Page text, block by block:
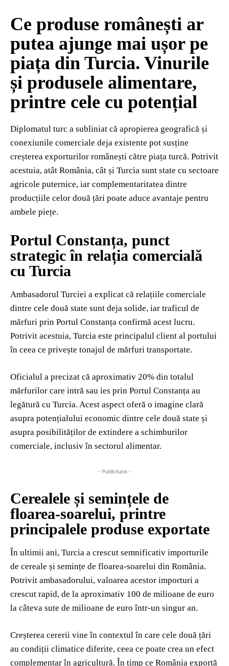
Ce produse românești ar
putea ajunge mai ușor pe
piața din Turcia. Vinurile
și produsele alimentare,
printre cele cu potențial
Diplomatul turc a subliniat că apropierea geografică și
conexiunile comerciale deja existente pot susține
creșterea exporturilor românești către piața turcă. Potrivit
acestuia, atât România, cât și Turcia sunt state cu sectoare
agricole puternice, iar complementaritatea dintre
producțiile celor două țări poate aduce avantaje pentru
ambele piețe.
Portul Constanța, punct
strategic în relația comercială
cu Turcia
Ambasadorul Turciei a explicat că relațiile comerciale
dintre cele două state sunt deja solide, iar traficul de
mărfuri prin Portul Constanța confirmă acest lucru.
Potrivit acestuia, Turcia este principalul client al portului
în ceea ce privește tonajul de mărfuri transportate.
Oficialul a precizat că aproximativ 20% din totalul
mărfurilor care intră sau ies prin Portul Constanța au
legătură cu Turcia. Acest aspect oferă o imagine clară
asupra potențialului economic dintre cele două state și
asupra posibilităților de extindere a schimburilor
comerciale, inclusiv în sectorul alimentar.
- Publicitate -
Cerealele și semințele de
floarea-soarelui, printre
principalele produse exportate
În ultimii ani, Turcia a crescut semnificativ importurile
de cereale și semințe de floarea-soarelui din România.
Potrivit ambasadorului, valoarea acestor importuri a
crescut rapid, de la aproximativ 100 de milioane de euro
la câteva sute de milioane de euro într-un singur an.
Creșterea cererii vine în contextul în care cele două țări
au condiții climatice diferite, ceea ce poate crea un efect
complementar în agricultură. În timp ce România exportă